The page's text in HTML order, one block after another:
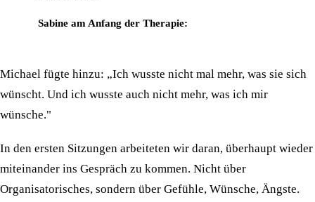
Sabine am Anfang der Therapie:
Michael fügte hinzu: „Ich wusste nicht mal mehr, was sie sich
wünscht. Und ich wusste auch nicht mehr, was ich mir
wünsche."
In den ersten Sitzungen arbeiteten wir daran, überhaupt wieder
miteinander ins Gespräch zu kommen. Nicht über
Organisatorisches, sondern über Gefühle, Wünsche, Ängste.